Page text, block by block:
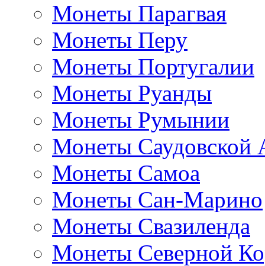
Монеты Парагвая
Монеты Перу
Монеты Португалии
Монеты Руанды
Монеты Румынии
Монеты Саудовской
Монеты Самоа
Монеты Сан-Марино
Монеты Свазиленда
Монеты Северной